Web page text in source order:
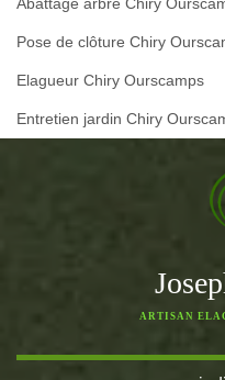
Abattage arbre Chiry
Pose de clôture Chiry
Elagueur Chiry Ourscamps
Entretien jardin Chiry
ARTISAN